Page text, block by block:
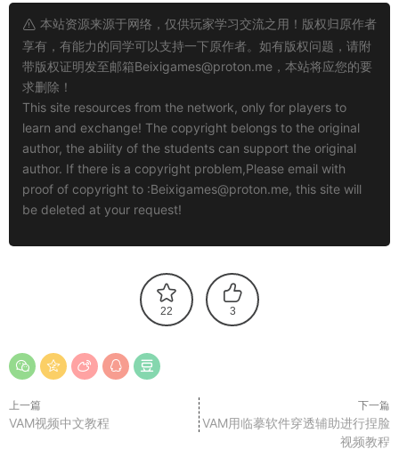
本站资源来源于网络，仅供玩家学习交流之用！版权归原作者
享有，有能力的同学可以支持一下原作者。如有版权问题，请附
带版权证明发至邮箱Beixigames@proton.me ，本站将应您的要
求删除！
This site resources from the network, only for players to
learn and exchange! The copyright belongs to the original
author, the ability of the students can support the original
author. If there is a copyright problem,Please email with
proof of copyright to :Beixigames@proton.me, this site will
be deleted at your request!
22 3
上一篇
VAM视频中文教程
下一篇
VAM用临摹软件穿透辅助进行捏脸
视频教程